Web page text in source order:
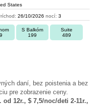
States
26/10/2026 nocí: 3
S Balkóm
199
Suite
489
daní, bez poistenia a bez
pre zobrazenie ceny.
12r., $ 7,5/noc/deti 2-11r.,